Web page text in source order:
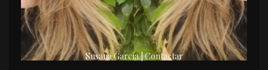
Susana García | Contactar